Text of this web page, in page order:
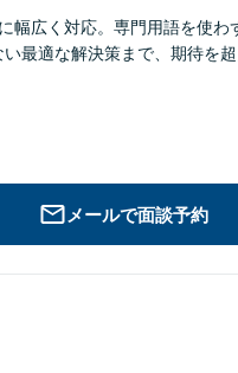
幅広く対応。専門用語を使わ
最適な解決策まで、期待を超
メールで面談予約